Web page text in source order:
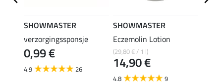
SHOWMASTER
verzorgingssponsje
0,99 €
4.9 26
SHOWMASTER
Eczemolin Lotion
(29,80 € / 1 l)
14,90 €
4.8 9